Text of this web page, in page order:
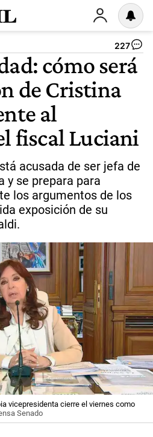
227
cómo será
de Cristina
al
fiscal Luciani
acusada de ser jefa de
y se prepara para
los argumentos de los
exposición de su
vicepresidenta cierre el viernes como
Senado